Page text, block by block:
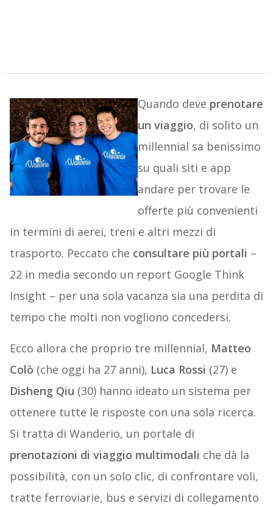
Quando deve prenotare
un viaggio, di solito un
millennial sa benissimo
su quali siti e app
andare per trovare le
offerte più convenienti
in termini di aerei, treni e altri mezzi di
trasporto. Peccato che consultare più portali –
22 in media secondo un report Google Think
Insight – per una sola vacanza sia una perdita di
tempo che molti non vogliono concedersi.
Ecco allora che proprio tre millennial, Matteo
Colò (che oggi ha 27 anni), Luca Rossi (27) e
Disheng Qiu (30) hanno ideato un sistema per
ottenere tutte le risposte con una sola ricerca.
Si tratta di Wanderio, un portale di
prenotazioni di viaggio multimodali che dà la
possibilità, con un solo clic, di confrontare voli,
tratte ferroviarie, bus e servizi di collegamento